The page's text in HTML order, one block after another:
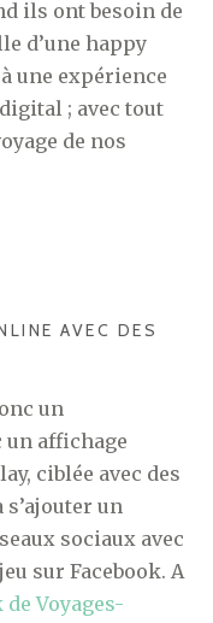
ils ont besoin de
d’une happy
une expérience
; avec tout
de nos
AVEC DES
un
affichage
ciblée avec des
un
sociaux avec
sur Facebook. A
de Voyages-